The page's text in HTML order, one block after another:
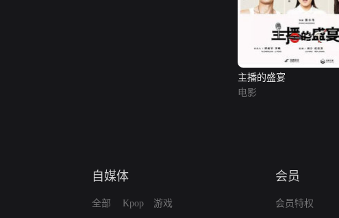
主播的盛宴
电影
自媒体
全部 Kpop 游戏
会员
会员特权